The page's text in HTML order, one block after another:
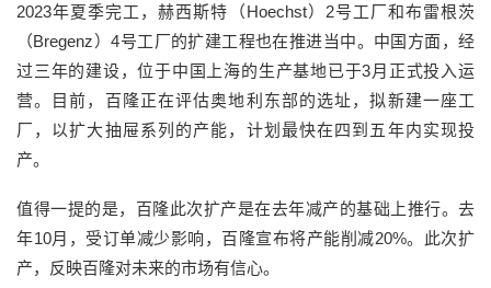
2023年夏季完工，赫西斯特（Hoechst）2号工厂和布雷根茨
（Bregenz）4号工厂的扩建工程也在推进当中。中国方面，经
过三年的建设，位于中国上海的生产基地已于3月正式投入运
营。目前，百隆正在评估奥地利东部的选址，拟新建一座工
厂，以扩大抽屉系列的产能，计划最快在四到五年内实现投
产。
值得一提的是，百隆此次扩产是在去年减产的基础上推行。去
年10月，受订单减少影响，百隆宣布将产能削减20%。此次扩
产，反映百隆对未来的市场有信心。